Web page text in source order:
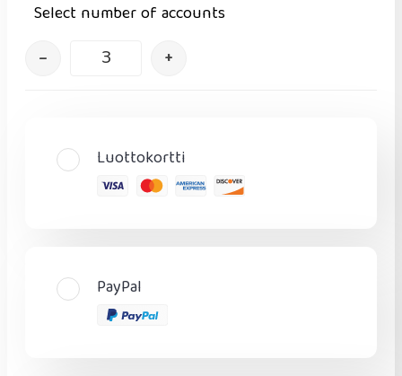
Select number of accounts
– +
Luottokortti
PayPal